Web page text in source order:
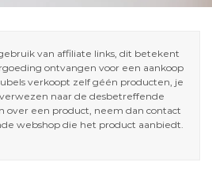
van affiliate links, dit betekent
ontvangen voor een aankoop
verkoopt zelf géén producten, je
naar de desbetreffende
over een product, neem dan contact
webshop die het product aanbiedt.